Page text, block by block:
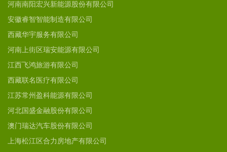
河南南阳宏兴新能源股份有限公司
安徽睿智智能制造有限公司
西藏华宇服务有限公司
河南上街区瑞安能源有限公司
江西飞鸿旅游有限公司
西藏联名医疗有限公司
江苏常州盈科能源有限公司
河北国盛金融股份有限公司
澳门瑞达汽车股份有限公司
上海松江区合力房地产有限公司